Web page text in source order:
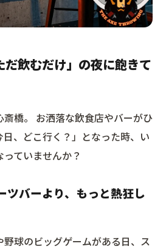
だ飲むだけ」の夜に飽きて
橋。 お洒落な飲食店やバーがひ
日、どこ行く？」となった時、い
ていませんか？
ツバーより、もっと熱狂し
球のビッグゲームがある日、ス